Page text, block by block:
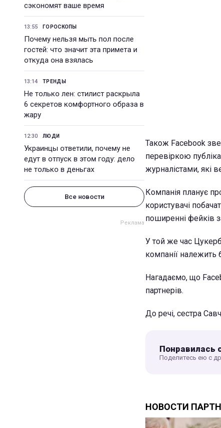
сэкономят ваше время
13:55 ГОРОСКОПЫ
Почему нельзя мыть пол после
гостей: что значит эта примета и
откуда она взялась
13:14 ТРЕНДЫ
Не только лен: стилист раскрыла
6 секретов комфортного образа в
жару
12:30 ЛЮДИ
Украинцы ответили, почему не
едут в отпуск в этом году: дело
не только в деньгах
Все новости
Також Facebook
перевіркою
журналістами, які
Компанія планує
користувачі
поширенні фейків
У той же час
компанії
Нагадаємо, що
партнерів.
До речі, сестра
Понравилась
Поделитесь ею с